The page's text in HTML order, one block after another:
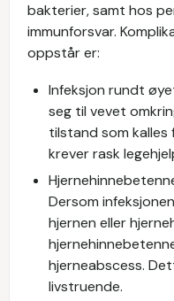
bakterier, samt hos
immunforsvar.
oppstår er:
Infeksjon rundt
seg til vevet
tilstand som
krever rask
Dersom
hjernen eller
hjerneabscess.
livstruende.